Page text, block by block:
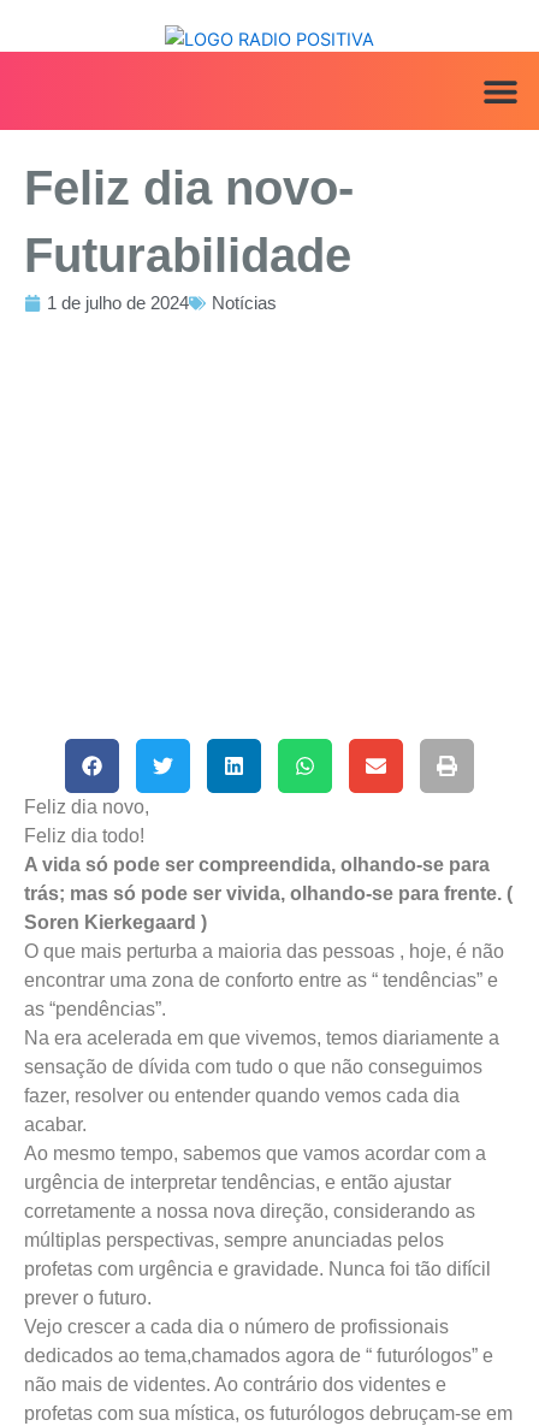
Feliz dia novo-
Futurabilidade
1 de julho de 2024 Notícias
Feliz dia novo,
Feliz dia todo!
A vida só pode ser compreendida, olhando-se para
trás; mas só pode ser vivida, olhando-se para frente. (
Soren Kierkegaard )
O que mais perturba a maioria das pessoas , hoje, é não
encontrar uma zona de conforto entre as “ tendências” e
as “pendências”.
Na era acelerada em que vivemos, temos diariamente a
sensação de dívida com tudo o que não conseguimos
fazer, resolver ou entender quando vemos cada dia
acabar.
Ao mesmo tempo, sabemos que vamos acordar com a
urgência de interpretar tendências, e então ajustar
corretamente a nossa nova direção, considerando as
múltiplas perspectivas, sempre anunciadas pelos
profetas com urgência e gravidade. Nunca foi tão difícil
prever o futuro.
Vejo crescer a cada dia o número de profissionais
dedicados ao tema,chamados agora de “ futurólogos” e
não mais de videntes. Ao contrário dos videntes e
profetas com sua mística, os futurólogos debruçam-se em